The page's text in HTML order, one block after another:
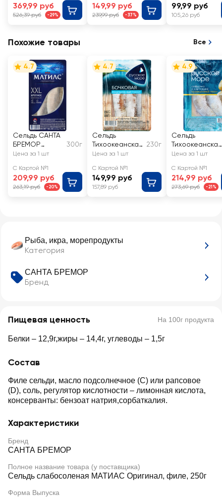
Рыба, икра, морепродукты
Категория
САНТА БРЕМОР
Бренд
Пищевая ценность На 100г продукта
Белки – 12,9г,жиры – 14,4г, углеводы – 1,5г
Состав
Филе сельди, масло подсолнечное (С) или рапсовое
(D), соль, регулятор кислотности – лимонная кислота,
консерванты: бензоат натрия,сорбаткалия.
Характеристики
Бренд
САНТА БРЕМОР
Полное название товара (у поставщика)
Сельдь слабосоленая МАТИАС Оригинал, филе, 250г
Форма Выпуска
369,99 руб
526,39 руб -29%
149,99 руб
239,99 руб -37%
99,99 руб
105,26 руб
Похожие товары Все
4.7
Сельдь САНТА
БРЕМОР
Матиас ХХL
филе в масле
300г
Цена за 1 шт
С Картой №1
209,99 руб
263,19 руб -20%
4.7
Сельдь
Тихоокеанская
слабосоленая
МОРЕ
Бочковая,
филе
230г
Цена за 1 шт
С Картой №1
149,99 руб
157,89 руб
4.9
Сельдь
Тихоокеанская
слабосоленая
МОРЕ К
картошке,
филе в масле
Цена за 1 шт
С Картой №1
214,99 руб
273,69 руб -21%